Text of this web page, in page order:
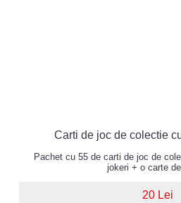
Carti de joc de colectie
Pachet cu 55 de carti de joc de
jokeri + o carte
20 Lei